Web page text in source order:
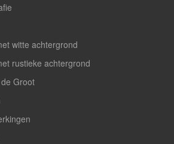
witte achtergrond
rustieke achtergrond
Groot